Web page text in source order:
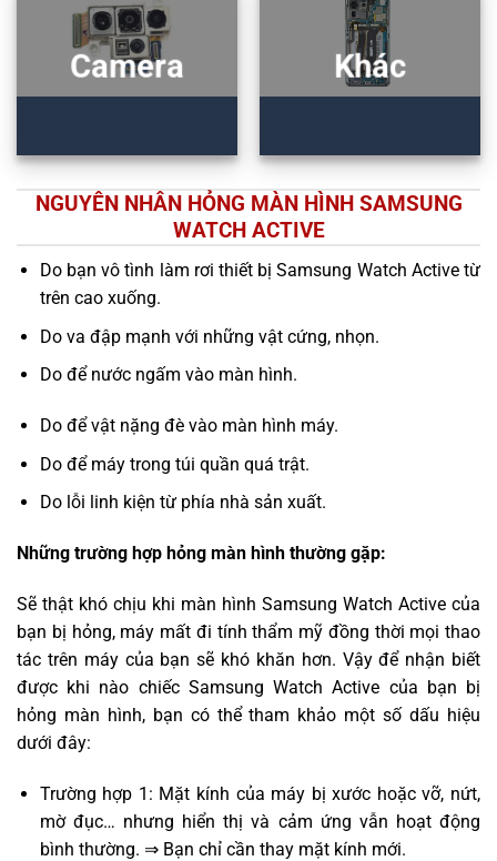
Camera Khác
NGUYÊN NHÂN HỎNG MÀN HÌNH SAMSUNG
WATCH ACTIVE
Do bạn vô tình làm rơi thiết bị Samsung Watch Active từ
trên cao xuống.
Do va đập mạnh với những vật cứng, nhọn.
Do để nước ngấm vào màn hình.
Do để vật nặng đè vào màn hình máy.
Do để máy trong túi quần quá trật.
Do lỗi linh kiện từ phía nhà sản xuất.
Những trường hợp hỏng màn hình thường gặp:
Sẽ thật khó chịu khi màn hình Samsung Watch Active của
bạn bị hỏng, máy mất đi tính thẩm mỹ đồng thời mọi thao
tác trên máy của bạn sẽ khó khăn hơn. Vậy để nhận biết
được khi nào chiếc Samsung Watch Active của bạn bị
hỏng màn hình, bạn có thể tham khảo một số dấu hiệu
dưới đây:
Trường hợp 1: Mặt kính của máy bị xước hoặc vỡ, nứt,
mờ đục… nhưng hiển thị và cảm ứng vẫn hoạt động
bình thường. ⇒ Bạn chỉ cần thay mặt kính mới.